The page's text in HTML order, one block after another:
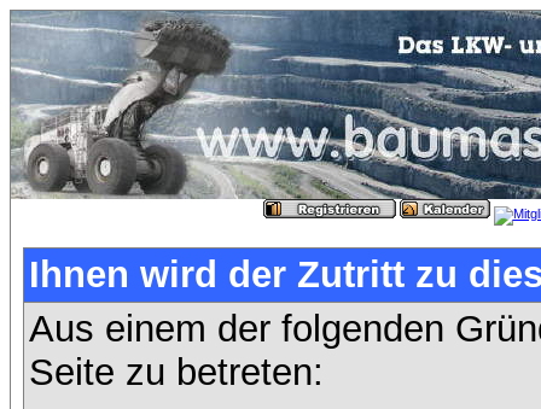
Ihnen wird der Zutritt zu
Aus einem der folgenden
Seite zu betreten: